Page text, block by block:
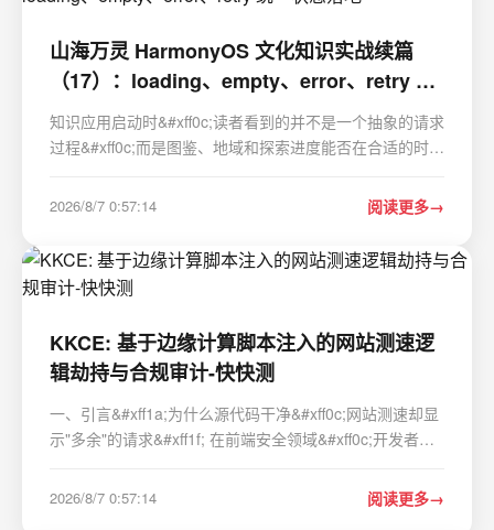
山海万灵 HarmonyOS 文化知识实战续篇
（17）：loading、empty、error、retry 统
一状态落地
知识应用启动时&#xff0c;读者看到的并不是一个抽象的请求
过程&#xff0c;而是图鉴、地域和探索进度能否在合适的时刻
一份状态&#xff0c;让首页、图鉴、探索、馆长和档案页共享
2026/8/7 0:57:14 阅读更多
KKCE: 基于边缘计算脚本注入的网站测速逻
辑劫持与合规审计-快快测
一、引言&#xff1a;为什么源代码干净&#xff0c;网站测速却显
示"多余"的请求&#xff1f; 在前端安全领域&#xff0c;开发者习
器端文件完整性校验来确保代码安全。只要本地 dist 目录
2026/8/7 0:57:14 阅读更多